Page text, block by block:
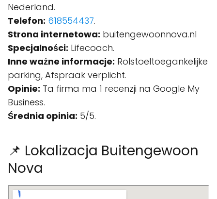
Nederland.
Telefon: 618554437.
Strona internetowa: buitengewoonnova.nl
Specjalności: Lifecoach.
Inne ważne informacje: Rolstoeltoegankelijke
parking, Afspraak verplicht.
Opinie: Ta firma ma 1 recenzji na Google My
Business.
Średnia opinia: 5/5.
📌 Lokalizacja Buitengewoon
Nova